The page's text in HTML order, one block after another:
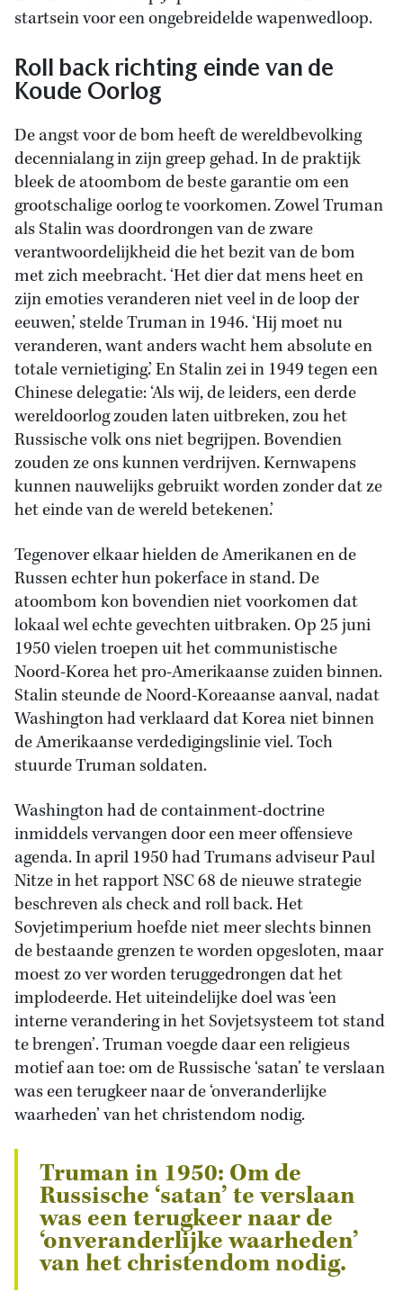
startsein voor een ongebreidelde wapenwedloop.
Roll back richting einde van de
Koude Oorlog
De angst voor de bom heeft de wereldbevolking
decennialang in zijn greep gehad. In de praktijk
bleek de atoombom de beste garantie om een
grootschalige oorlog te voorkomen. Zowel Truman
als Stalin was doordrongen van de zware
verantwoordelijkheid die het bezit van de bom
met zich meebracht. ‘Het dier dat mens heet en
zijn emoties veranderen niet veel in de loop der
eeuwen,’ stelde Truman in 1946. ‘Hij moet nu
veranderen, want anders wacht hem absolute en
totale vernietiging.’ En Stalin zei in 1949 tegen een
Chinese delegatie: ‘Als wij, de leiders, een derde
wereldoorlog zouden laten uitbreken, zou het
Russische volk ons niet begrijpen. Bovendien
zouden ze ons kunnen verdrijven. Kernwapens
kunnen nauwelijks gebruikt worden zonder dat ze
het einde van de wereld betekenen.’
Tegenover elkaar hielden de Amerikanen en de
Russen echter hun pokerface in stand. De
atoombom kon bovendien niet voorkomen dat
lokaal wel echte gevechten uitbraken. Op 25 juni
1950 vielen troepen uit het communistische
Noord-Korea het pro-Amerikaanse zuiden binnen.
Stalin steunde de Noord-Koreaanse aanval, nadat
Washington had verklaard dat Korea niet binnen
de Amerikaanse verdedigingslinie viel. Toch
stuurde Truman soldaten.
Washington had de containment-doctrine
inmiddels vervangen door een meer offensieve
agenda. In april 1950 had Trumans adviseur Paul
Nitze in het rapport NSC 68 de nieuwe strategie
beschreven als check and roll back. Het
Sovjetimperium hoefde niet meer slechts binnen
de bestaande grenzen te worden opgesloten, maar
moest zo ver worden teruggedrongen dat het
implodeerde. Het uiteindelijke doel was ‘een
interne verandering in het Sovjetsysteem tot stand
te brengen’. Truman voegde daar een religieus
motief aan toe: om de Russische ‘satan’ te verslaan
was een terugkeer naar de ‘onveranderlijke
waarheden’ van het christendom nodig.
Truman in 1950: Om de
Russische ‘satan’ te verslaan
was een terugkeer naar de
‘onveranderlijke waarheden’
van het christendom nodig.